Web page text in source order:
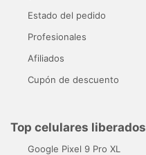
Estado del pedido
Profesionales
Afiliados
Cupón de descuento
Top celulares liberados
Google Pixel 9 Pro XL